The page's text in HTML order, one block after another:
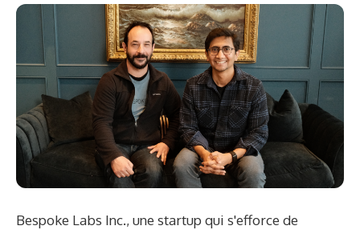
Bespoke Labs Inc., une startup qui s'efforce de